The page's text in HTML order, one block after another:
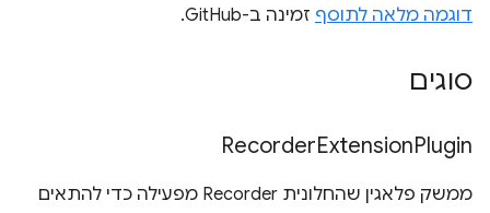
דוגמה מלאה לתוסף זמינה ב-GitHub.
סוגים
RecorderExtensionPlugin
ממשק פלאגין שהחלונית Recorder מפעילה כדי להתאים